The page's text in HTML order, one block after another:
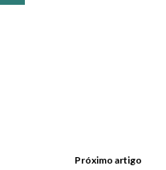
Próximo artigo